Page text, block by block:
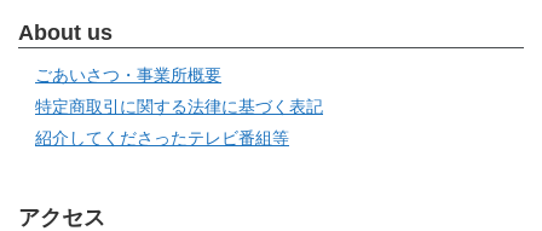
About us
ごあいさつ・事業所概要
特定商取引に関する法律に基づく表記
紹介してくださったテレビ番組等
アクセス